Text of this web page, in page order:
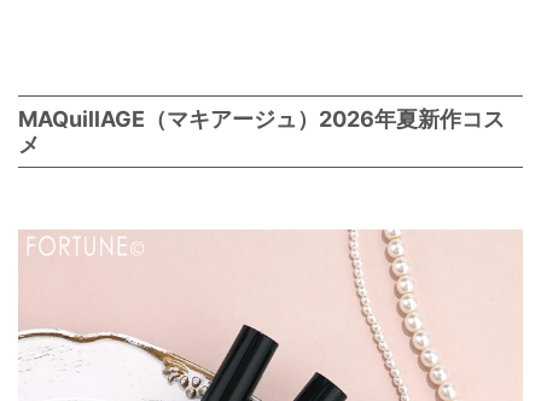
MAQuillAGE（マキアージュ）2026年夏新作コス
メ